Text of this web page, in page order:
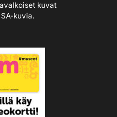
kuvat
SA-kuvia.